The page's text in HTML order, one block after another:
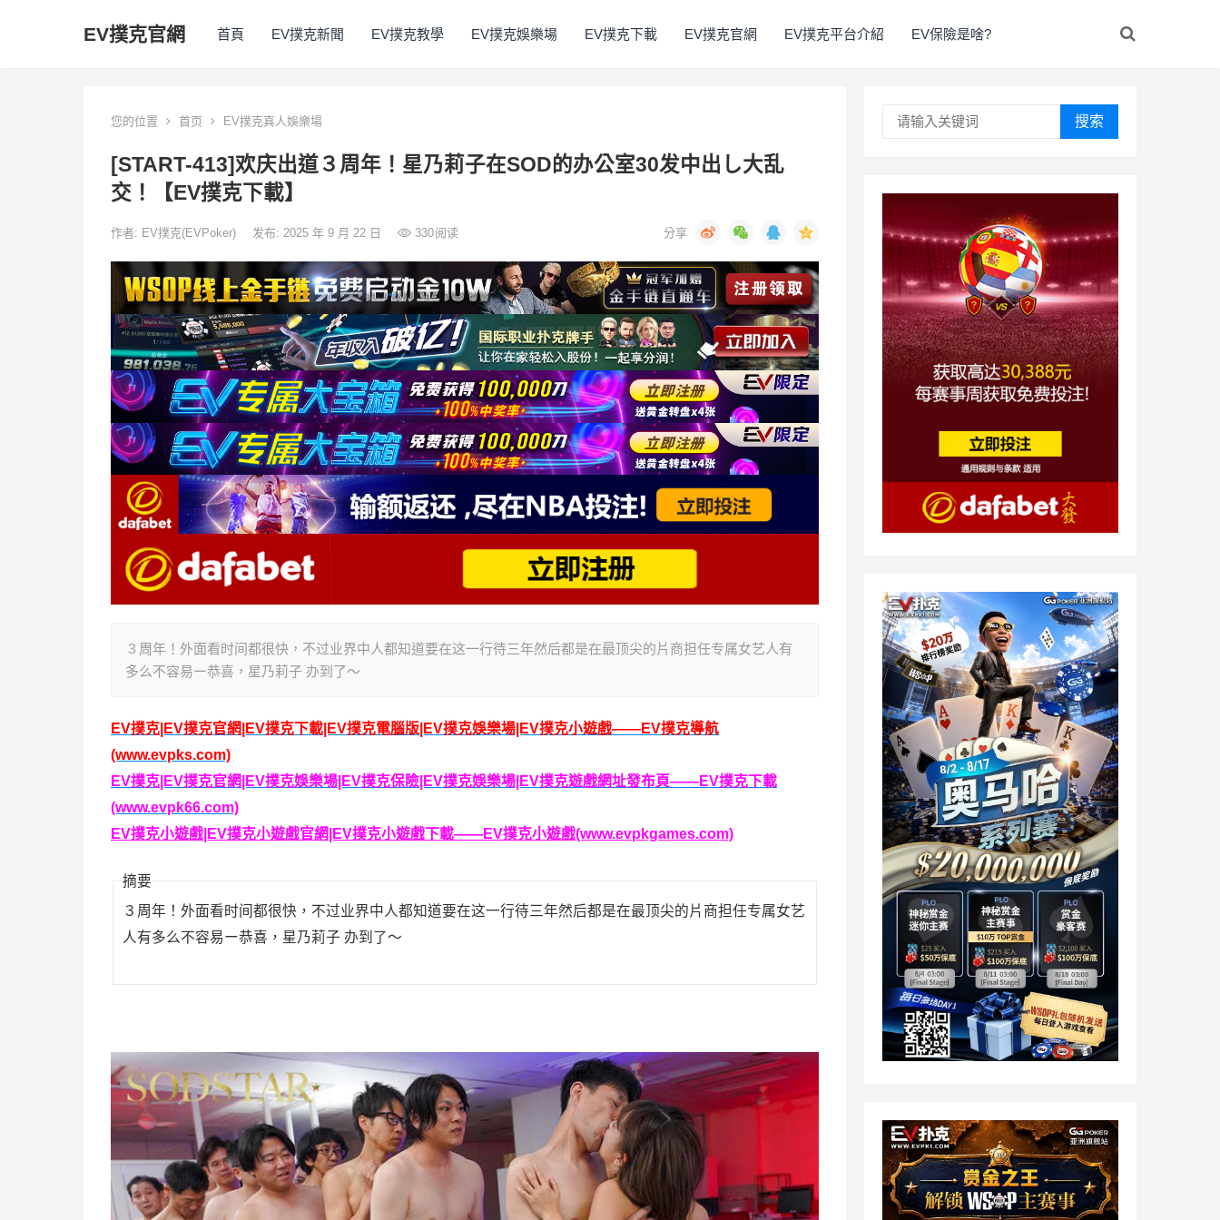
EV撲克官網 首頁 EV撲克新聞 EV撲克教學 EV撲克娛樂場 EV撲克下載 EV撲克官網 EV撲克平台介紹 EV保險是啥?
您的位置 首页 EV撲克真人娛樂場
[START-413]欢庆出道３周年！星乃莉子在SOD的办公室30发中出し大乱
交！【EV撲克下載】
作者: EV撲克(EVPoker) 发布: 2025 年 9 月 22 日 330阅读
３周年！外面看时间都很快，不过业界中人都知道要在这一行待三年然后都是在最顶尖的片商担任专属女艺人有
多么不容易ー恭喜，星乃莉子 办到了〜
EV撲克|EV撲克官網|EV撲克下載|EV撲克電腦版|EV撲克娛樂場|EV撲克小遊戲——EV撲克導航
(www.evpks.com)
EV撲克|EV撲克官網|EV撲克娛樂場|EV撲克保險|EV撲克娛樂場|EV撲克遊戲網址發布頁——EV撲克下載
(www.evpk66.com)
EV撲克小遊戲|EV撲克小遊戲官網|EV撲克小遊戲下載——EV撲克小遊戲(www.evpkgames.com)
摘要
３周年！外面看时间都很快，不过业界中人都知道要在这一行待三年然后都是在最顶尖的片商担任专属女艺
人有多么不容易ー恭喜，星乃莉子 办到了〜
搜索